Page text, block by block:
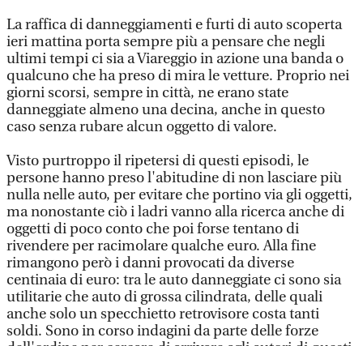
La raffica di danneggiamenti e furti di auto scoperta
ieri mattina porta sempre più a pensare che negli
ultimi tempi ci sia a Viareggio in azione una banda o
qualcuno che ha preso di mira le vetture. Proprio nei
giorni scorsi, sempre in città, ne erano state
danneggiate almeno una decina, anche in questo
caso senza rubare alcun oggetto di valore.
Visto purtroppo il ripetersi di questi episodi, le
persone hanno preso l'abitudine di non lasciare più
nulla nelle auto, per evitare che portino via gli oggetti,
ma nonostante ciò i ladri vanno alla ricerca anche di
oggetti di poco conto che poi forse tentano di
rivendere per racimolare qualche euro. Alla fine
rimangono però i danni provocati da diverse
centinaia di euro: tra le auto danneggiate ci sono sia
utilitarie che auto di grossa cilindrata, delle quali
anche solo un specchietto retrovisore costa tanti
soldi. Sono in corso indagini da parte delle forze